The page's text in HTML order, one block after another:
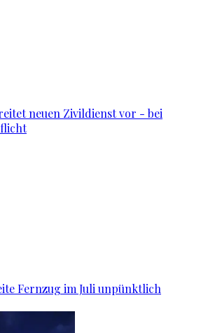
neuen Zivildienst vor - bei
Fernzug im Juli unpünktlich